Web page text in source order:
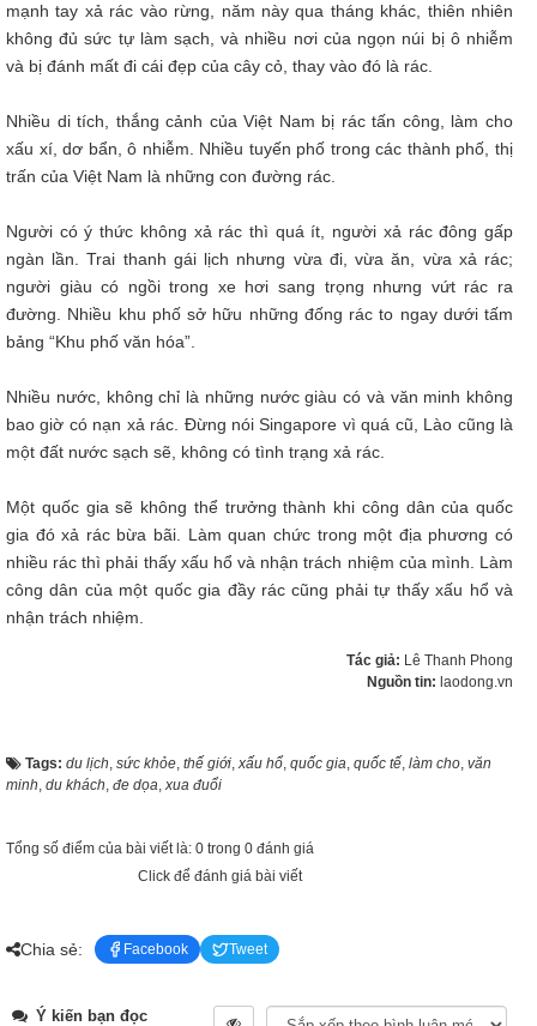
mạnh tay xả rác vào rừng, năm này qua tháng khác, thiên nhiên
không đủ sức tự làm sạch, và nhiều nơi của ngọn núi bị ô nhiễm
và bị đánh mất đi cái đẹp của cây cỏ, thay vào đó là rác.
Nhiều di tích, thắng cảnh của Việt Nam bị rác tấn công, làm cho
xấu xí, dơ bẩn, ô nhiễm. Nhiều tuyến phố trong các thành phố, thị
trấn của Việt Nam là những con đường rác.
Người có ý thức không xả rác thì quá ít, người xả rác đông gấp
ngàn lần. Trai thanh gái lịch nhưng vừa đi, vừa ăn, vừa xả rác;
người giàu có ngồi trong xe hơi sang trọng nhưng vứt rác ra
đường. Nhiều khu phố sở hữu những đống rác to ngay dưới tấm
bảng “Khu phố văn hóa”.
Nhiều nước, không chỉ là những nước giàu có và văn minh không
bao giờ có nạn xả rác. Đừng nói Singapore vì quá cũ, Lào cũng là
một đất nước sạch sẽ, không có tình trạng xả rác.
Một quốc gia sẽ không thể trưởng thành khi công dân của quốc
gia đó xả rác bừa bãi. Làm quan chức trong một địa phương có
nhiều rác thì phải thấy xấu hổ và nhận trách nhiệm của mình. Làm
công dân của một quốc gia đầy rác cũng phải tự thấy xấu hổ và
nhận trách nhiệm.
Tác giả: Lê Thanh Phong
Nguồn tin: laodong.vn
Tags: du lịch, sức khỏe, thế giới,xấu hổ, quốc gia, quốc tế, làm cho, văn
minh, du khách, đe dọa,xua đuổi
Tổng số điểm của bài viết là: 0 trong 0 đánh giá
Click để đánh giá bài viết
Chia sẻ: Facebook Tweet
Ý kiến bạn đọc